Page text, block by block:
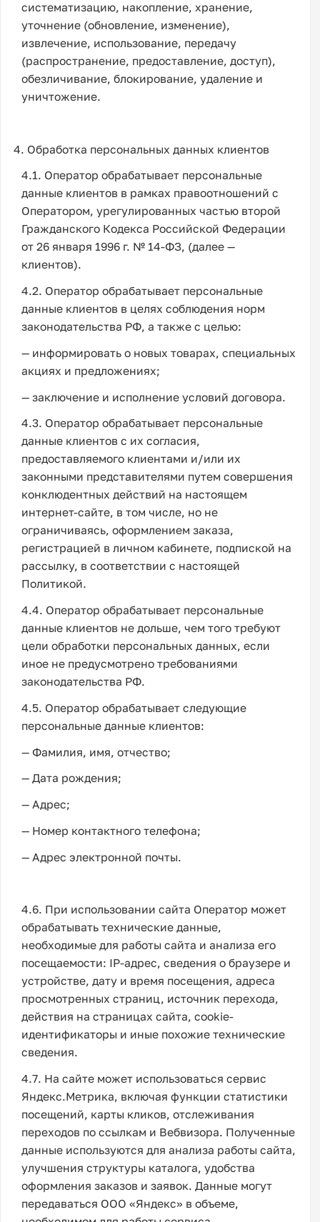
систематизацию, накопление, хранение,
уточнение (обновление, изменение),
извлечение, использование, передачу
(распространение, предоставление, доступ),
обезличивание, блокирование, удаление и
уничтожение.
4. Обработка персональных данных клиентов
4.1. Оператор обрабатывает персональные
данные клиентов в рамках правоотношений с
Оператором, урегулированных частью второй
Гражданского Кодекса Российской Федерации
от 26 января 1996 г. № 14-ФЗ, (далее —
клиентов).
4.2. Оператор обрабатывает персональные
данные клиентов в целях соблюдения норм
законодательства РФ, а также с целью:
— информировать о новых товарах, специальных
акциях и предложениях;
— заключение и исполнение условий договора.
4.3. Оператор обрабатывает персональные
данные клиентов с их согласия,
предоставляемого клиентами и/или их
законными представителями путем совершения
конклюдентных действий на настоящем
интернет-сайте, в том числе, но не
ограничиваясь, оформлением заказа,
регистрацией в личном кабинете, подпиской на
рассылку, в соответствии с настоящей
Политикой.
4.4. Оператор обрабатывает персональные
данные клиентов не дольше, чем того требуют
цели обработки персональных данных, если
иное не предусмотрено требованиями
законодательства РФ.
4.5. Оператор обрабатывает следующие
персональные данные клиентов:
— Фамилия, имя, отчество;
— Дата рождения;
— Адрес;
— Номер контактного телефона;
— Адрес электронной почты.
4.6. При использовании сайта Оператор может
обрабатывать технические данные,
необходимые для работы сайта и анализа его
посещаемости: IP-адрес, сведения о браузере и
устройстве, дату и время посещения, адреса
просмотренных страниц, источник перехода,
действия на страницах сайта, cookie-
идентификаторы и иные похожие технические
сведения.
4.7. На сайте может использоваться сервис
Яндекс.Метрика, включая функции статистики
посещений, карты кликов, отслеживания
переходов по ссылкам и Вебвизора. Полученные
данные используются для анализа работы сайта,
улучшения структуры каталога, удобства
оформления заказов и заявок. Данные могут
передаваться ООО «Яндекс» в объеме,